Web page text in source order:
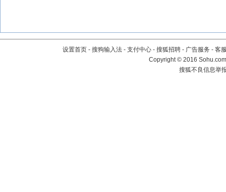
设置首页 - 搜狗输入法 - 支付中心 - 搜狐招聘 - 广告服务 - 客
Copyright©2016
搜狐不良信息举